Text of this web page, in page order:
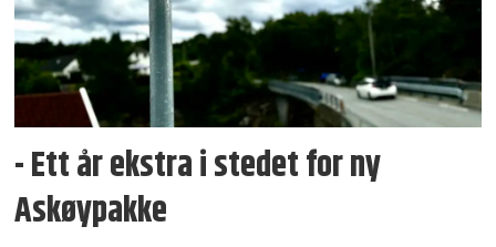
- Ett år ekstra i stedet for ny
Askøypakke